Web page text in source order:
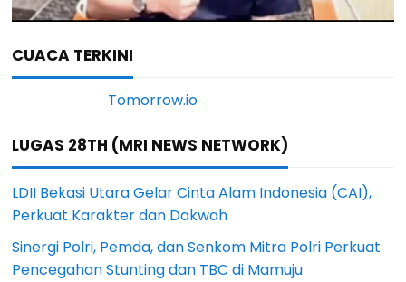
CUACA TERKINI
LUGAS 28TH (MRI NEWS NETWORK)
LDII Bekasi Utara Gelar Cinta Alam Indonesia (CAI),
Perkuat Karakter dan Dakwah
Sinergi Polri, Pemda, dan Senkom Mitra Polri Perkuat
Pencegahan Stunting dan TBC di Mamuju